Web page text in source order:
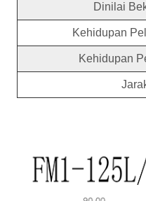
Dinilai
Kehidupan
Kehidupan